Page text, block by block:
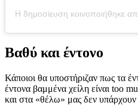
Βαθύ και έντονο
Κάποιοι θα υποστήριζαν πως τα
έντονα βαμμένα χείλη είναι too
και στα «θέλω» μας δεν υπάρχουν